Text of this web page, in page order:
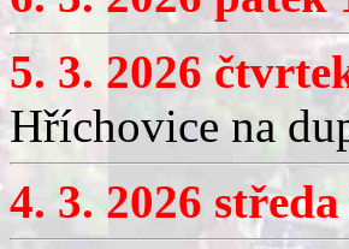
5. 3. 2026
Hříchovice na
4. 3. 2026